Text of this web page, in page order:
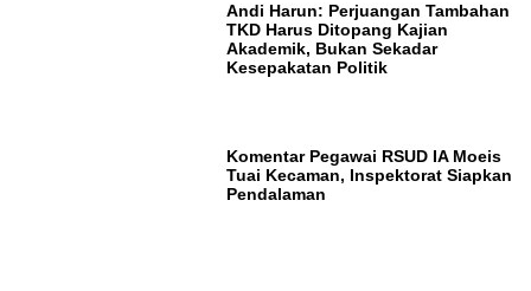
Andi Harun: Perjuangan Tambahan
TKD Harus Ditopang Kajian
Akademik, Bukan Sekadar
Kesepakatan Politik
Komentar Pegawai RSUD IA Moeis
Tuai Kecaman, Inspektorat Siapkan
Pendalaman